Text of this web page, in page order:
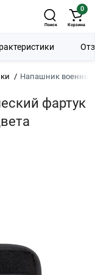
Поиск
0
Корзина
Напашник военный
фартук